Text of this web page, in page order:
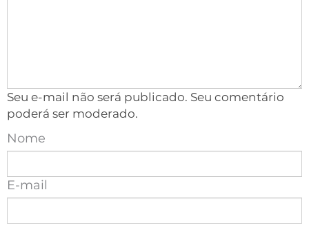
Seu e-mail não será publicado. Seu comentário
poderá ser moderado.
Nome
E-mail